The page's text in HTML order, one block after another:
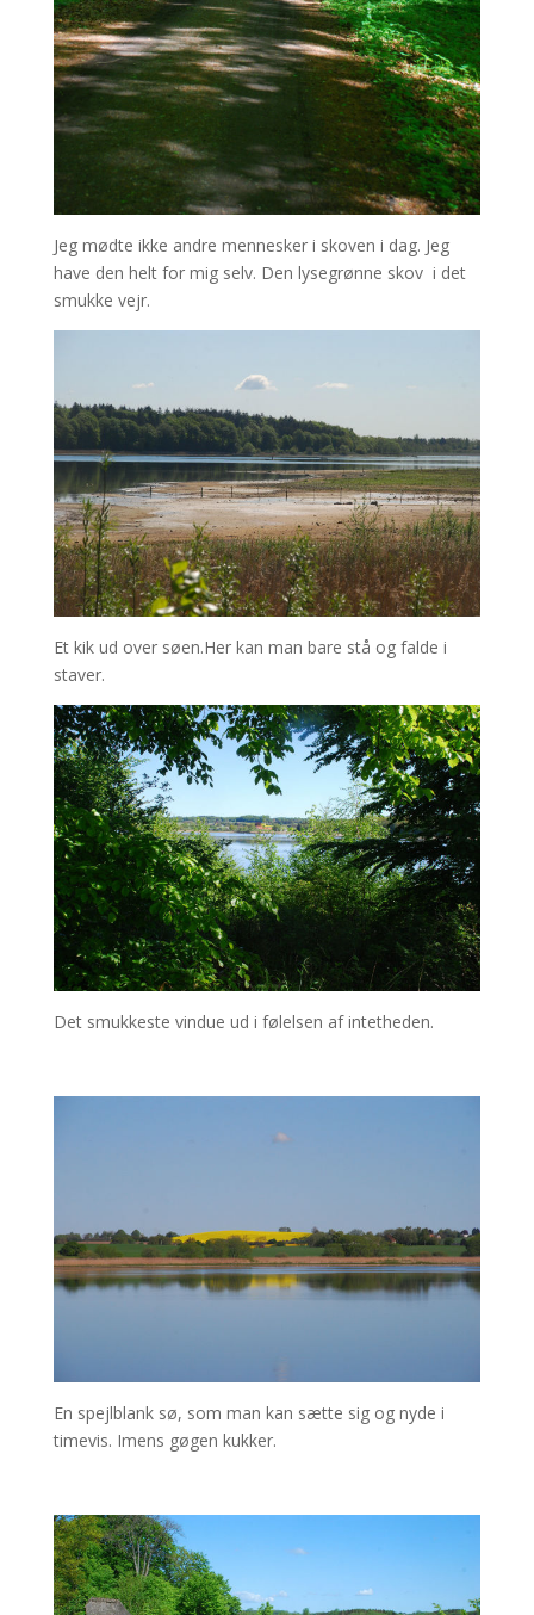
Jeg mødte ikke andre mennesker i skoven i dag. Jeg
have den helt for mig selv. Den lysegrønne skov i det
smukke vejr.
Et kik ud over søen.Her kan man bare stå og falde i
staver.
Det smukkeste vindue ud i følelsen af intetheden.
En spejlblank sø, som man kan sætte sig og nyde i
timevis. Imens gøgen kukker.